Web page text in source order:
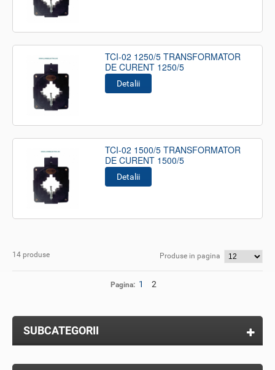
TCI-02 1250/5 TRANSFORMATOR
DE CURENT 1250/5
Detalii
TCI-02 1500/5 TRANSFORMATOR
DE CURENT 1500/5
Detalii
14 produse Produse in pagina
Pagina: 1 2
SUBCATEGORII